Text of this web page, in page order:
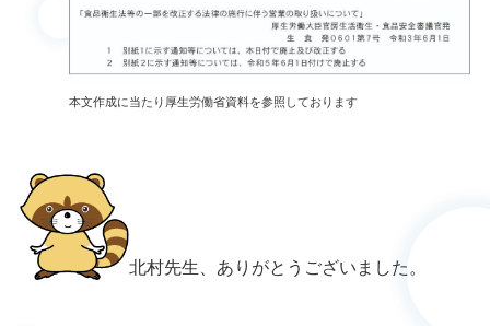
本文作成に当たり厚生労働省資料を参照しております
北村先生、ありがとうございました。